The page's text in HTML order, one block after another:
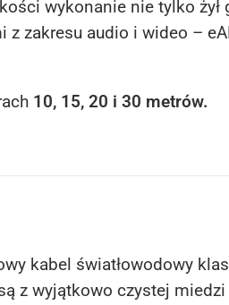
wykonanie nie tylko żył
audio i wideo –
10, 15, 20 i 30 metrów.
kabel światłowodowy
z wyjątkowo czystej